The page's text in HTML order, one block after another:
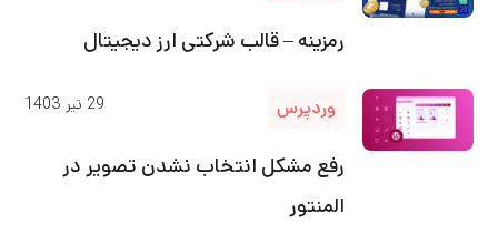
رمزینه – قالب شرکتی ارز دیجیتال
وردپرس 29 تیر 1403
رفع مشکل انتخاب نشدن تصویر در
المنتور